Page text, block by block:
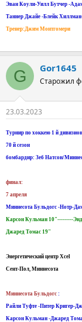
Эван Коули-Уилл Бутчер -
Таннер Джайе -Блейк
Тренер:Джим Монтгомери
G Gor1645
Старожил
23.03.2023
Турнир по хоккею 1 й
70 й сезон
бомбардир: Зеб Натсон/
финал:
7 апреля
Миннесота Бульдогс -Нотр-
Карсон Кульман 10"---------
Джаред Томас 19"
Энергетический центр Xcel
Сент-Пол, Миннесота
Миннесота Бульдогс :
Райли Туфте -Питер Кригер-
Карсон Кульман -Джаред